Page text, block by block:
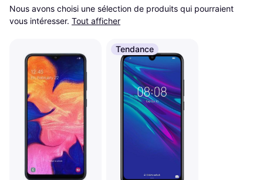
Nous avons choisi une sélection de produits qui pourraient
vous intéresser. Tout afficher
Tendance